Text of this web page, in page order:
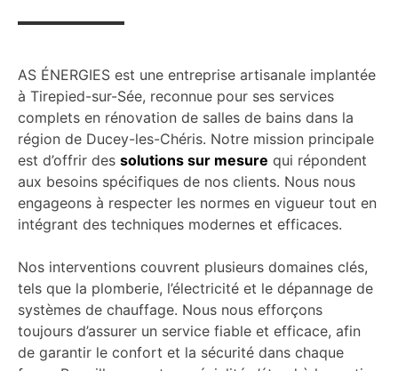
AS ÉNERGIES est une entreprise artisanale implantée
à Tirepied-sur-Sée, reconnue pour ses services
complets en rénovation de salles de bains dans la
région de Ducey-les-Chéris. Notre mission principale
est d’offrir des solutions sur mesure qui répondent
aux besoins spécifiques de nos clients. Nous nous
engageons à respecter les normes en vigueur tout en
intégrant des techniques modernes et efficaces.
Nos interventions couvrent plusieurs domaines clés,
tels que la plomberie, l’électricité et le dépannage de
systèmes de chauffage. Nous nous efforçons
toujours d’assurer un service fiable et efficace, afin
de garantir le confort et la sécurité dans chaque